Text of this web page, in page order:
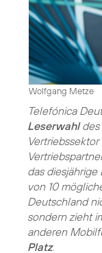
Wolfgang Metze
Telefónica
Leserwahldes
das
von 10
Deutschland
sondern zieht
anderen
Platz.